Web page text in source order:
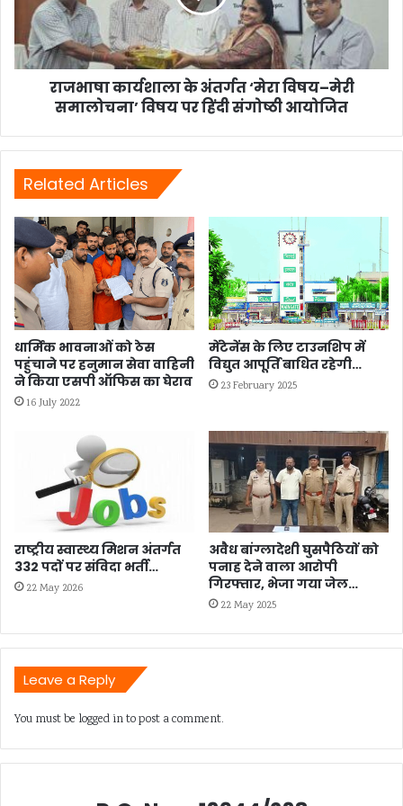
विषय–
समालोचना’
विषय
आयोजित
राजभाषा कार्यशाला के अंतर्गत ‘मेरा विषय–मेरी
समालोचना’ विषय पर हिंदी संगोष्ठी आयोजित
Related Articles
धार्मिक भावनाओं को ठेस
पहुंचाने पर हनुमान सेवा वाहिनी
ने किया एसपी ऑफिस का घेराव
16 July 2022
मेंटेनेंस के लिए टाउनशिप में
विद्युत आपूर्ति बाधित रहेगी…
23 February 2025
राष्ट्रीय स्वास्थ्य मिशन अंतर्गत
332 पदों पर संविदा भर्ती…
22 May 2026
अवैध बांग्लादेशी घुसपैठियों को
पनाह देने वाला आरोपी
गिरफ्तार, भेजा गया जेल…
22 May 2025
Leave a Reply
You must be logged into post a comment.